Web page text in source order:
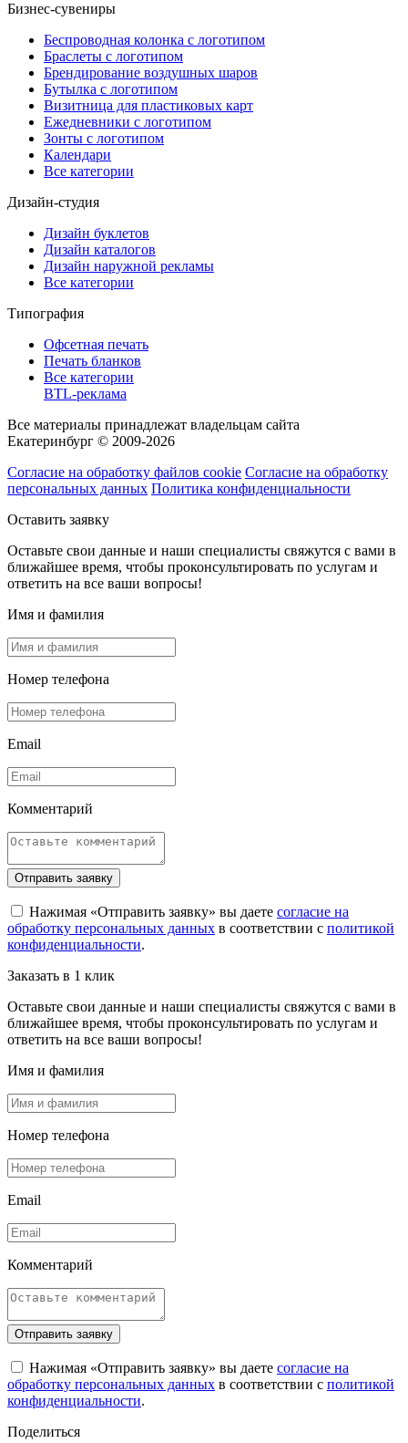
Бизнес-сувениры
Беспроводная колонка с логотипом
Браслеты с логотипом
Брендирование воздушных шаров
Бутылка с логотипом
Визитница для пластиковых карт
Ежедневники с логотипом
Зонты с логотипом
Календари
Все категории
Дизайн-студия
Дизайн буклетов
Дизайн каталогов
Дизайн наружной рекламы
Все категории
Типография
Офсетная печать
Печать бланков
Все категории
BTL-реклама
Все материалы принадлежат владельцам сайта
Екатеринбург © 2009-2026
Согласие на обработку файлов cookie Согласие на обработку
персональных данных Политика конфиденциальности
Оставить заявку
Оставьте свои данные и наши специалисты свяжутся с вами в
ближайшее время, чтобы проконсультировать по услугам и
ответить на все ваши вопросы!
Имя и фамилия
Номер телефона
Email
Комментарий
Отправить заявку
Нажимая «Отправить заявку» вы даете согласие на
обработку персональных данных в соответствии с политикой
конфиденциальности.
Заказать в 1 клик
Оставьте свои данные и наши специалисты свяжутся с вами в
ближайшее время, чтобы проконсультировать по услугам и
ответить на все ваши вопросы!
Имя и фамилия
Номер телефона
Email
Комментарий
Отправить заявку
Нажимая «Отправить заявку» вы даете согласие на
обработку персональных данных в соответствии с политикой
конфиденциальности.
Поделиться